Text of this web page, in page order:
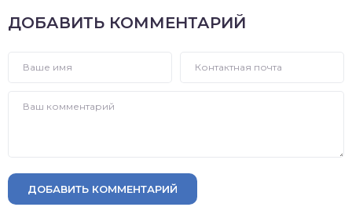
ДОБАВИТЬ КОММЕНТАРИЙ
ДОБАВИТЬ КОММЕНТАРИЙ